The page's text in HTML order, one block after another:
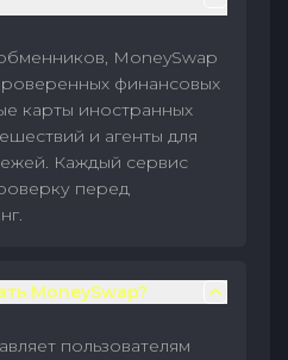
MoneySwap
финансовых
карты иностранных
и агенты для
Каждый сервис
перед
MoneySwap?
пользователям